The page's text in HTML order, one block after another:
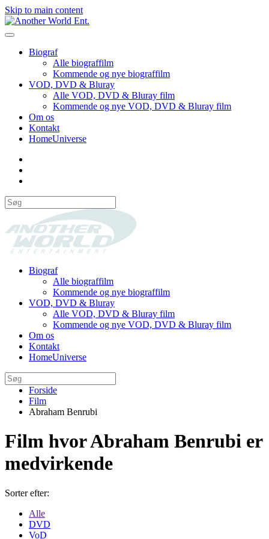
Skip to main content
Biograf
Alle biograffilm
Kommende og nye biograffilm
VOD, DVD & Bluray
Alle VOD, DVD & Bluray film
Kommende og nye VOD, DVD & Bluray film
Om os
Kontakt
HomeUniverse
Biograf
Alle biograffilm
Kommende og nye biograffilm
VOD, DVD & Bluray
Alle VOD, DVD & Bluray film
Kommende og nye VOD, DVD & Bluray film
Om os
Kontakt
HomeUniverse
Forside
Film
Abraham Benrubi
Film hvor Abraham Benrubi er
medvirkende
Sorter efter:
Alle
DVD
VoD